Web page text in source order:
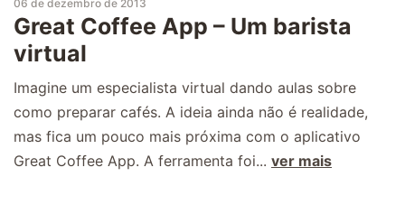
06 de dezembro de 2013
Great Coffee App – Um barista
virtual
Imagine um especialista virtual dando aulas sobre
como preparar cafés. A ideia ainda não é realidade,
mas fica um pouco mais próxima com o aplicativo
Great Coffee App. A ferramenta foi... ver mais